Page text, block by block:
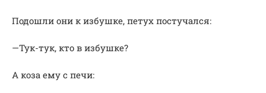
Подошли они к избушке, петух постучался:
—Тук-тук, кто в избушке?
А коза ему с печи: